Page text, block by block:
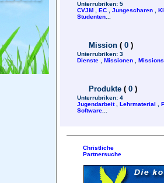
Unterrubriken: 5
CVJM
EC Jungescharen
Studenten
Mission ( 0 )
Unterrubriken: 3
Dienste
Missionen
Produkte ( 0 )
Unterrubriken: 4
Jugendarbeit, Lehrmaterial
Software
Christliche
Partnersuche